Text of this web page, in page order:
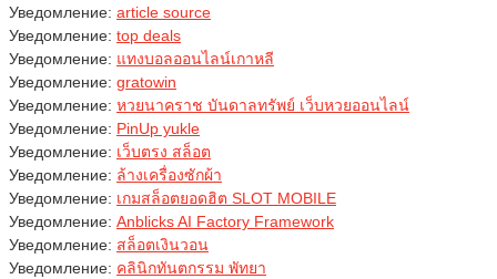
Уведомление: article source
Уведомление: top deals
Уведомление: แทงบอลออนไลน์เกาหลี
Уведомление: gratowin
Уведомление: หวยนาคราช บันดาลทรัพย์ เว็บหวยออนไลน์
Уведомление: PinUp yukle
Уведомление: เว็บตรง สล็อต
Уведомление: ล้างเครื่องซักผ้า
Уведомление: เกมสล็อตยอดฮิต SLOT MOBILE
Уведомление: Anblicks AI Factory Framework
Уведомление: สล็อตเงินวอน
Уведомление: คลินิกทันตกรรม พัทยา